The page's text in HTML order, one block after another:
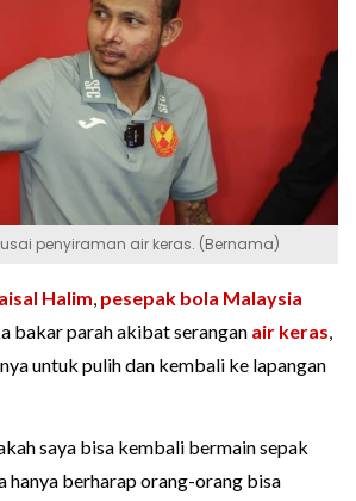
penyiraman air keras. (Bernama)
Halim, pesepak bola Malaysia
bakar parah akibat serangan air keras,
untuk pulih dan kembali ke lapangan
saya bisa kembali bermain sepak
hanya berharap orang-orang bisa